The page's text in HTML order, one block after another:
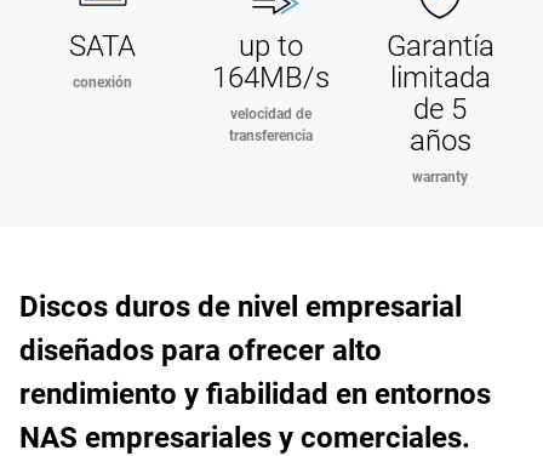
SATA
conexión
up to
164MB/s
velocidad de
transferencia
Garantía
limitada
de 5
años
warranty
Discos duros de nivel empresarial
diseñados para ofrecer alto
rendimiento y fiabilidad en entornos
NAS empresariales y comerciales.